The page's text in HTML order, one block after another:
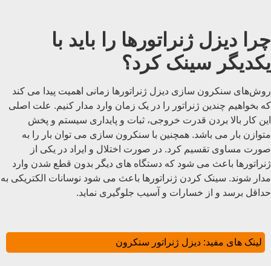
چرا دیزل ژنراتورها را باید با
یکدیگر سینک کرد؟
روش‌های سنکرون‌ سازی دیزل ژنراتورها زمانی اهمیت پیدا می کند
که بخواهیم چندین ژنراتور را در یک زمان وارد مدار کنیم. علت اصلی
این کار بالا بردن قدرت خروجی، ثبات و پایداری سیستم و پخش
متوازن بار می باشد. همچنین با سنکرون سازی می توان بار را به
صورت مساوی تقسیم کرد. در صورت اختلال و ایراد در یکی از
ژنراتورها باعث می شود که دستگاه های دیگر بدون قطع شدن وارد
مدار شوند. سینک کردن ژنراتورها باعث می شود نوسانات الکتریکی به
حداقل برسد و از خسارات و آسیب جلوگیری نماید.
لینک های مفید: دیزل ژنراتور سنکرون